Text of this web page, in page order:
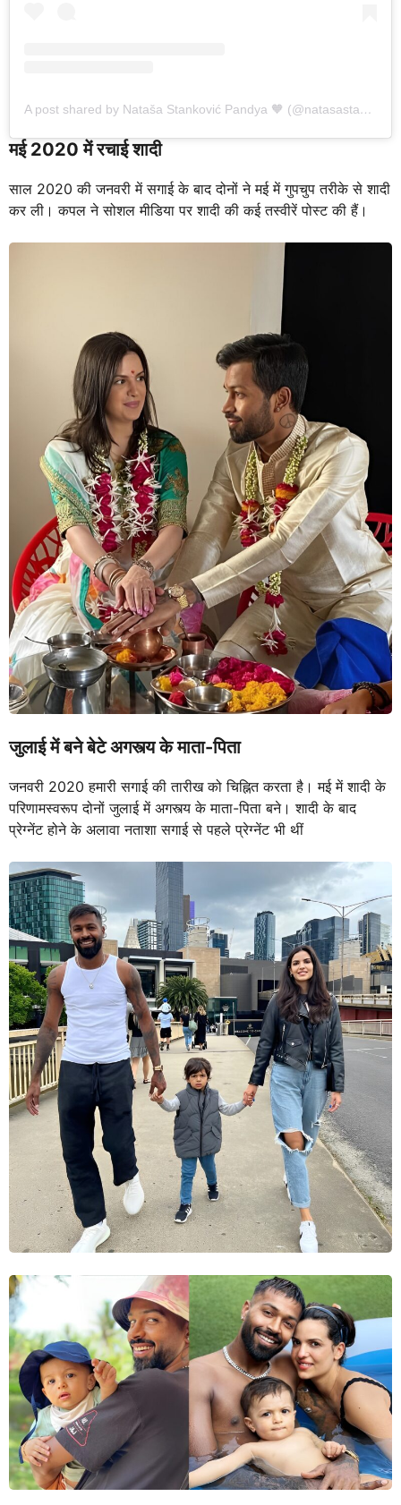
A post shared by Nataša Stanković Pandya 🧡 (@natasastankovic__)
मई 2020 में रचाई शादी
साल 2020 की जनवरी में सगाई के बाद दोनों ने मई में गुपचुप तरीके से शादी
कर ली। कपल ने सोशल मीडिया पर शादी की कई तस्वीरें पोस्ट की हैं।
जुलाई में बने बेटे अगस्त्य के माता-पिता
जनवरी 2020 हमारी सगाई की तारीख को चिह्नित करता है। मई में शादी के
परिणामस्वरूप दोनों जुलाई में अगस्त्य के माता-पिता बने। शादी के बाद
प्रेग्नेंट होने के अलावा नताशा सगाई से पहले प्रेग्नेंट भी थीं